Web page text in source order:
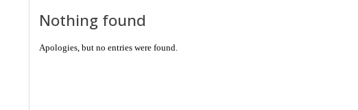
Nothing found
Apologies, but no entries were found.